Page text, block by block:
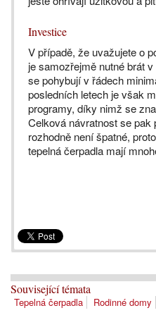
Investice
V případě, že uvažujete o
je samozřejmě nutné brát
se pohybují v řádech
posledních letech je však
programy, díky nimž se
Celková návratnost se pak
rozhodně není špatné,
tepelná čerpadla mají
Související témata
Tepelná čerpadla Rodinné domy